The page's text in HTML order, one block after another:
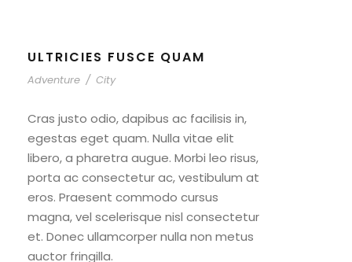
ULTRICIES FUSCE QUAM
Adventure / City
Cras justo odio, dapibus ac facilisis in,
egestas eget quam. Nulla vitae elit
libero, a pharetra augue. Morbi leo risus,
porta ac consectetur ac, vestibulum at
eros. Praesent commodo cursus
magna, vel scelerisque nisl consectetur
et. Donec ullamcorper nulla non metus
auctor fringilla.